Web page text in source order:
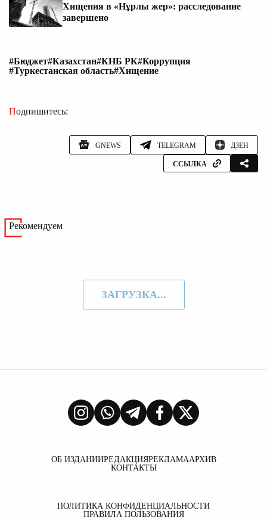
Хищения в «Нұрлы жер»: расследование
завершено
#Бюджет#Казахстан#КНБ РК#Коррупция
#Туркестанская область#Хищение
Подпишитесь:
GNEWS TELEGRAM ДЗЕН
ССЫЛКА
Рекомендуем
ЗАГРУЗКА...
ОБ ИЗДАНИИРЕДАКЦИЯРЕКЛАМААРХИВ
КОНТАКТЫ
ПОЛИТИКА КОНФИДЕНЦИАЛЬНОСТИ
ПРАВИЛА ПОЛЬЗОВАНИЯ